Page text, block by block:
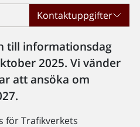
Kontaktuppgifter
till informationsdag
2025. Vi vänder
att ansöka om
för Trafikverkets